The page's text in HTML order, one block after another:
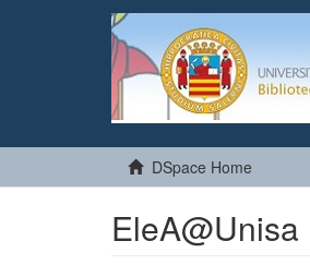
DSpace Home
EleA@Unisa